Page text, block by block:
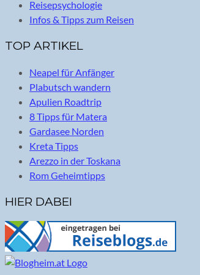
Reisepsychologie
Infos & Tipps zum Reisen
TOP ARTIKEL
Neapel für Anfänger
Plabutsch wandern
Apulien Roadtrip
8 Tipps für Matera
Gardasee Norden
Kreta Tipps
Arezzo in der Toskana
Rom Geheimtipps
HIER DABEI